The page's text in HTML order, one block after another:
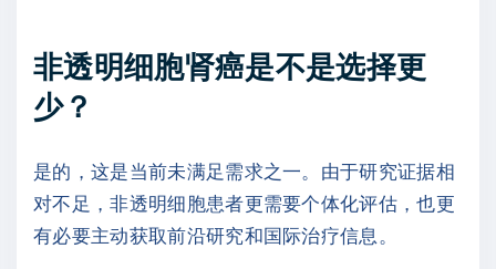
非透明细胞肾癌是不是选择更
少？
是的，这是当前未满足需求之一。由于研究证据相
对不足，非透明细胞患者更需要个体化评估，也更
有必要主动获取前沿研究和国际治疗信息。